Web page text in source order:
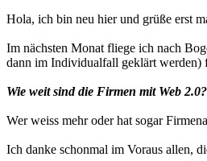
Hola, ich bin neu hier und grüße erst
Im nächsten Monat fliege ich nach
dann im Individualfall geklärt werden)
Wie weit sind die Firmen mit Web
Wer weiss mehr oder hat sogar
Ich danke schonmal im Voraus allen,